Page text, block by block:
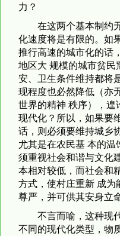
力？
在这两个基本制约
化速度将是有限的。如
推行高速的城市化的话
地区大 规模的城市贫民
安、卫生条件维持都将
现程度也必然降低（亦
世界的精神 秩序），遑
现代化？所以，如果要
话，则必须要维持城乡
尤其是在农民基 本的
须重视社会和谐与文化
本相对较低，而社会和
方式，使村庄重新 成为
尊严，并可供其安身立
不言而喻，这种现
不同的现代化类型，物